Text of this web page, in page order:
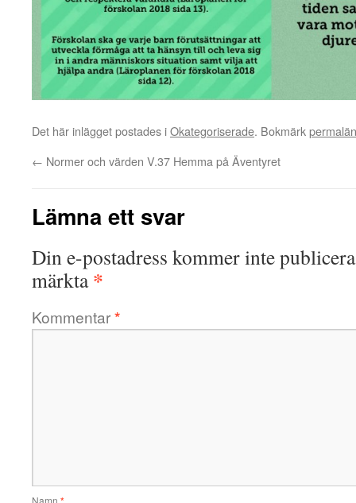
Det här inlägget postades iOkategoriserade. Bokmärk
← Normer och värden V.37 Hemma på Äventyret
Lämna ett svar
Din e-postadress kommer inte
märkta*
Kommentar*
Namn